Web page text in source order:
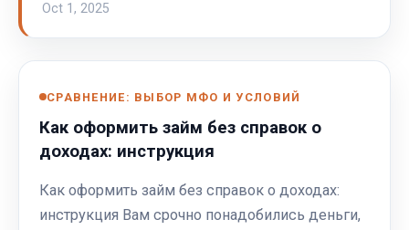
Oct 1, 2025
СРАВНЕНИЕ: ВЫБОР МФО И УСЛОВИЙ
Как оформить займ без справок о
доходах: инструкция
Как оформить займ без справок о доходах:
инструкция Вам срочно понадобились деньги,